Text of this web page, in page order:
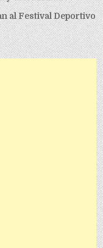
al Festival Deportivo